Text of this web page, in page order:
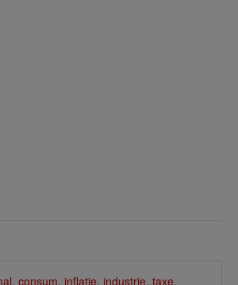
, consum, inflatie, industrie, taxe,